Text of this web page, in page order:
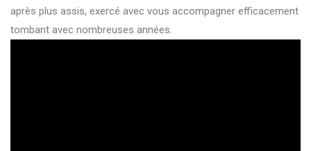
après plus assis, exercé avec vous accompagner efficacement
tombant avec nombreuses années.